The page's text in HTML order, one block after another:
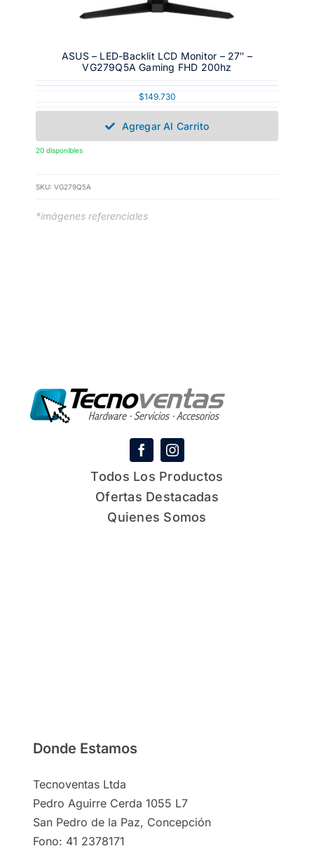
ASUS – LED-Backlit LCD Monitor – 27″ –
VG279Q5A Gaming FHD 200hz
$149.730
Agregar Al Carrito
20 disponibles
SKU: VG279Q5A
*imágenes referenciales
Todos Los Productos
Ofertas Destacadas
Quienes Somos
Donde Estamos
Tecnoventas Ltda
Pedro Aguirre Cerda 1055 L7
San Pedro de la Paz, Concepción
Fono: 41 2378171